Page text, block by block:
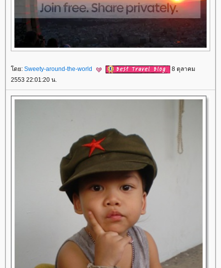
ดย: Sweety-around-the-world
8 ตุลาคม
2553 22:01:20 น.